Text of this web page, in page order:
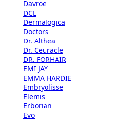
Davroe
DCL
Dermalogica
Doctors
Dr. Althea
Dr. Ceuracle
DR. FORHAIR
EMI JAY
EMMA HARDIE
Embryolisse
Elemis
Erborian
Evo